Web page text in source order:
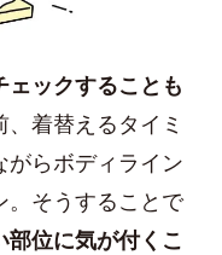
ックすることも
着替えるタイミ
がらボディライン
。そうすることで
位に気が付くこ